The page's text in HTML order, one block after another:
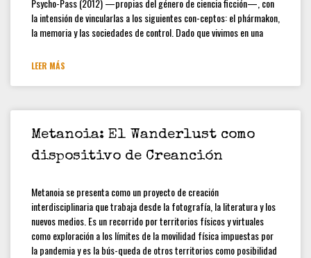
estudiantes y docentes
Hamilton Rodríguez
Psycho-Pass (2012) —propias del género de ciencia ficción—, con
la intensión de vincularlas a los siguientes con-ceptos: el phármakon,
la memoria y las sociedades de control. Dado que vivimos en una
LEER MÁS
Metanoia: El Wanderlust como
dispositivo de Creanción
Metanoia se presenta como un proyecto de creación
interdisciplinaria que trabaja desde la fotografía, la literatura y los
nuevos medios. Es un recorrido por territorios físicos y virtuales
como exploración a los límites de la movilidad física impuestas por
la pandemia y es la bús-queda de otros territorios como posibilidad